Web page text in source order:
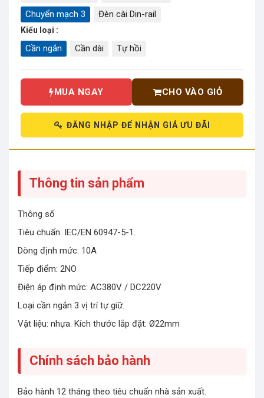
Chuyển mạch 3
Đèn cài Din-rail
Kiểu loại :
Cần ngắn Cần dài Tự hồi
MUA NGAY CHO VÀO GIỎ
ĐĂNG NHẬP ĐỂ NHẬN GIÁ ƯU ĐÃI
Thông tin sản phẩm
Thông số
Tiêu chuẩn: IEC/EN 60947-5-1.
Dòng định mức: 10A
Tiếp điểm: 2NO
Điện áp định mức: AC380V / DC220V
Loại cần ngắn 3 vị trí tự giữ.
Vật liệu: nhựa. Kích thước lắp đặt: Ø22mm
Chính sách bảo hành
Bảo hành 12 tháng theo tiêu chuẩn nhà sản xuất.